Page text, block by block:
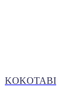
KOKOTABI